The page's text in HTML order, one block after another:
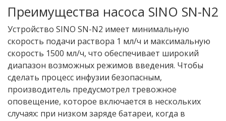
Преимущества насоса SINO SN-N2
Устройство SINO SN-N2 имеет минимальную
скорость подачи раствора 1 мл/ч и максимальную
скорость 1500 мл/ч, что обеспечивает широкий
диапазон возможных режимов введения. Чтобы
сделать процесс инфузии безопасным,
производитель предусмотрел тревожное
оповещение, которое включается в нескольких
случаях: при низком заряде батареи, когда в